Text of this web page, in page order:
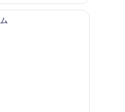
級寝具、ミニバー、セーフティボックス (